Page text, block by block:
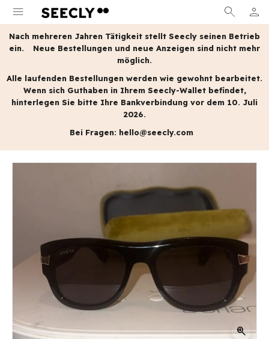
menu search person
MEIN
Nach mehreren Jahren Tätigkeit stellt Seecly seinen Betrieb
ein.
Neue Bestellungen und neue Anzeigen sind nicht mehr
möglich.
Alle laufenden Bestellungen werden wie gewohnt bearbeitet.
Wenn sich Guthaben in Ihrem Seecly-Wallet befindet,
hinterlegen Sie bitte Ihre Bankverbindung vor dem 10. Juli
2026.
Bei Fragen: hello@seecly.com
zoom_in